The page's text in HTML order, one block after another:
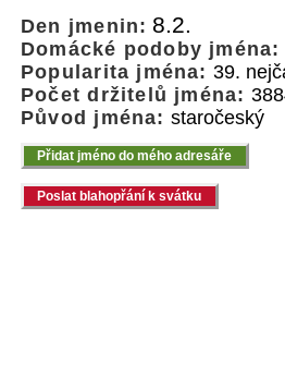
Den jmenin: 8.2.
Domácké podoby jména:
Popularita jména: 39.
Počet držitelů jména:
Původ jména: staročeský
Přidat jméno do mého adresáře
Poslat blahopřání k svátku